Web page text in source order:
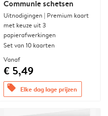
Communie schetsen
Uitnodigingen | Premium kaart
met keuze uit 3
papierafwerkingen
Set van 10 kaarten
Vanaf
€ 5,49
offers Elke dag lage prijzen